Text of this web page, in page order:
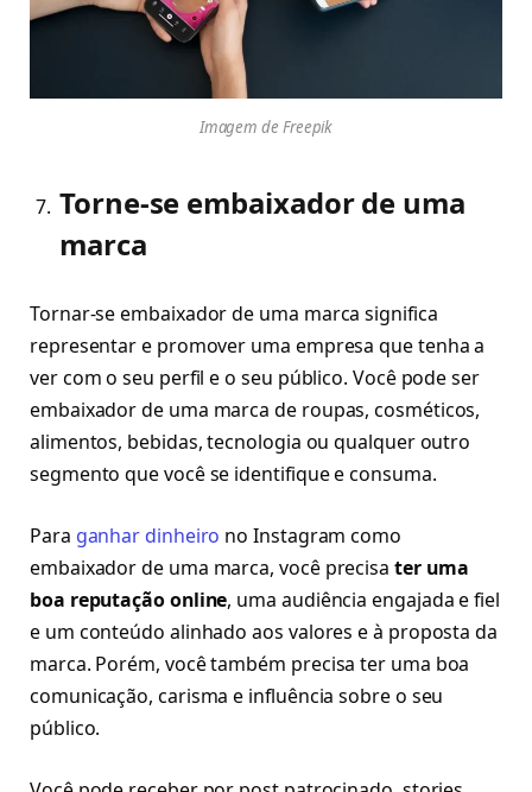
Imagem de Freepik
Torne-se embaixador de uma
marca
Tornar-se embaixador de uma marca significa
representar e promover uma empresa que tenha a
ver com o seu perfil e o seu público. Você pode ser
embaixador de uma marca de roupas, cosméticos,
alimentos, bebidas, tecnologia ou qualquer outro
segmento que você se identifique e consuma.
Para ganhar dinheiro no Instagram como
embaixador de uma marca, você precisa ter uma
boa reputação online, uma audiência engajada e fiel
e um conteúdo alinhado aos valores e à proposta da
marca. Porém, você também precisa ter uma boa
comunicação, carisma e influência sobre o seu
público.